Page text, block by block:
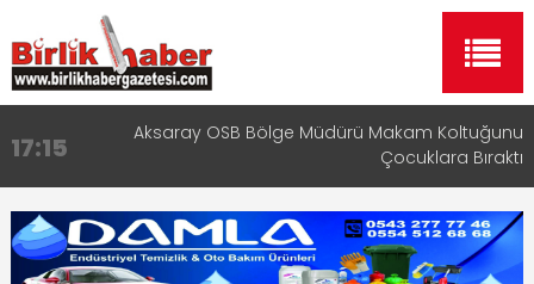
17:15
Aksaray OSB Bölge Müdürü Makam Koltuğunu
Çocuklara Bıraktı
16:00
Aksaray Esnaf Rehberi ile Google ve Yapay Zeka
Aramalarında Öne Çıkın
8:23 Aksaray Esnaf Rehberi Hizmete Girdi